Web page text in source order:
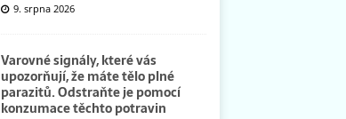
9. srpna 2026
Varovné signály, které vás
upozorňují, že máte tělo plné
parazitů. Odstraňte je pomocí
konzumace těchto potravin